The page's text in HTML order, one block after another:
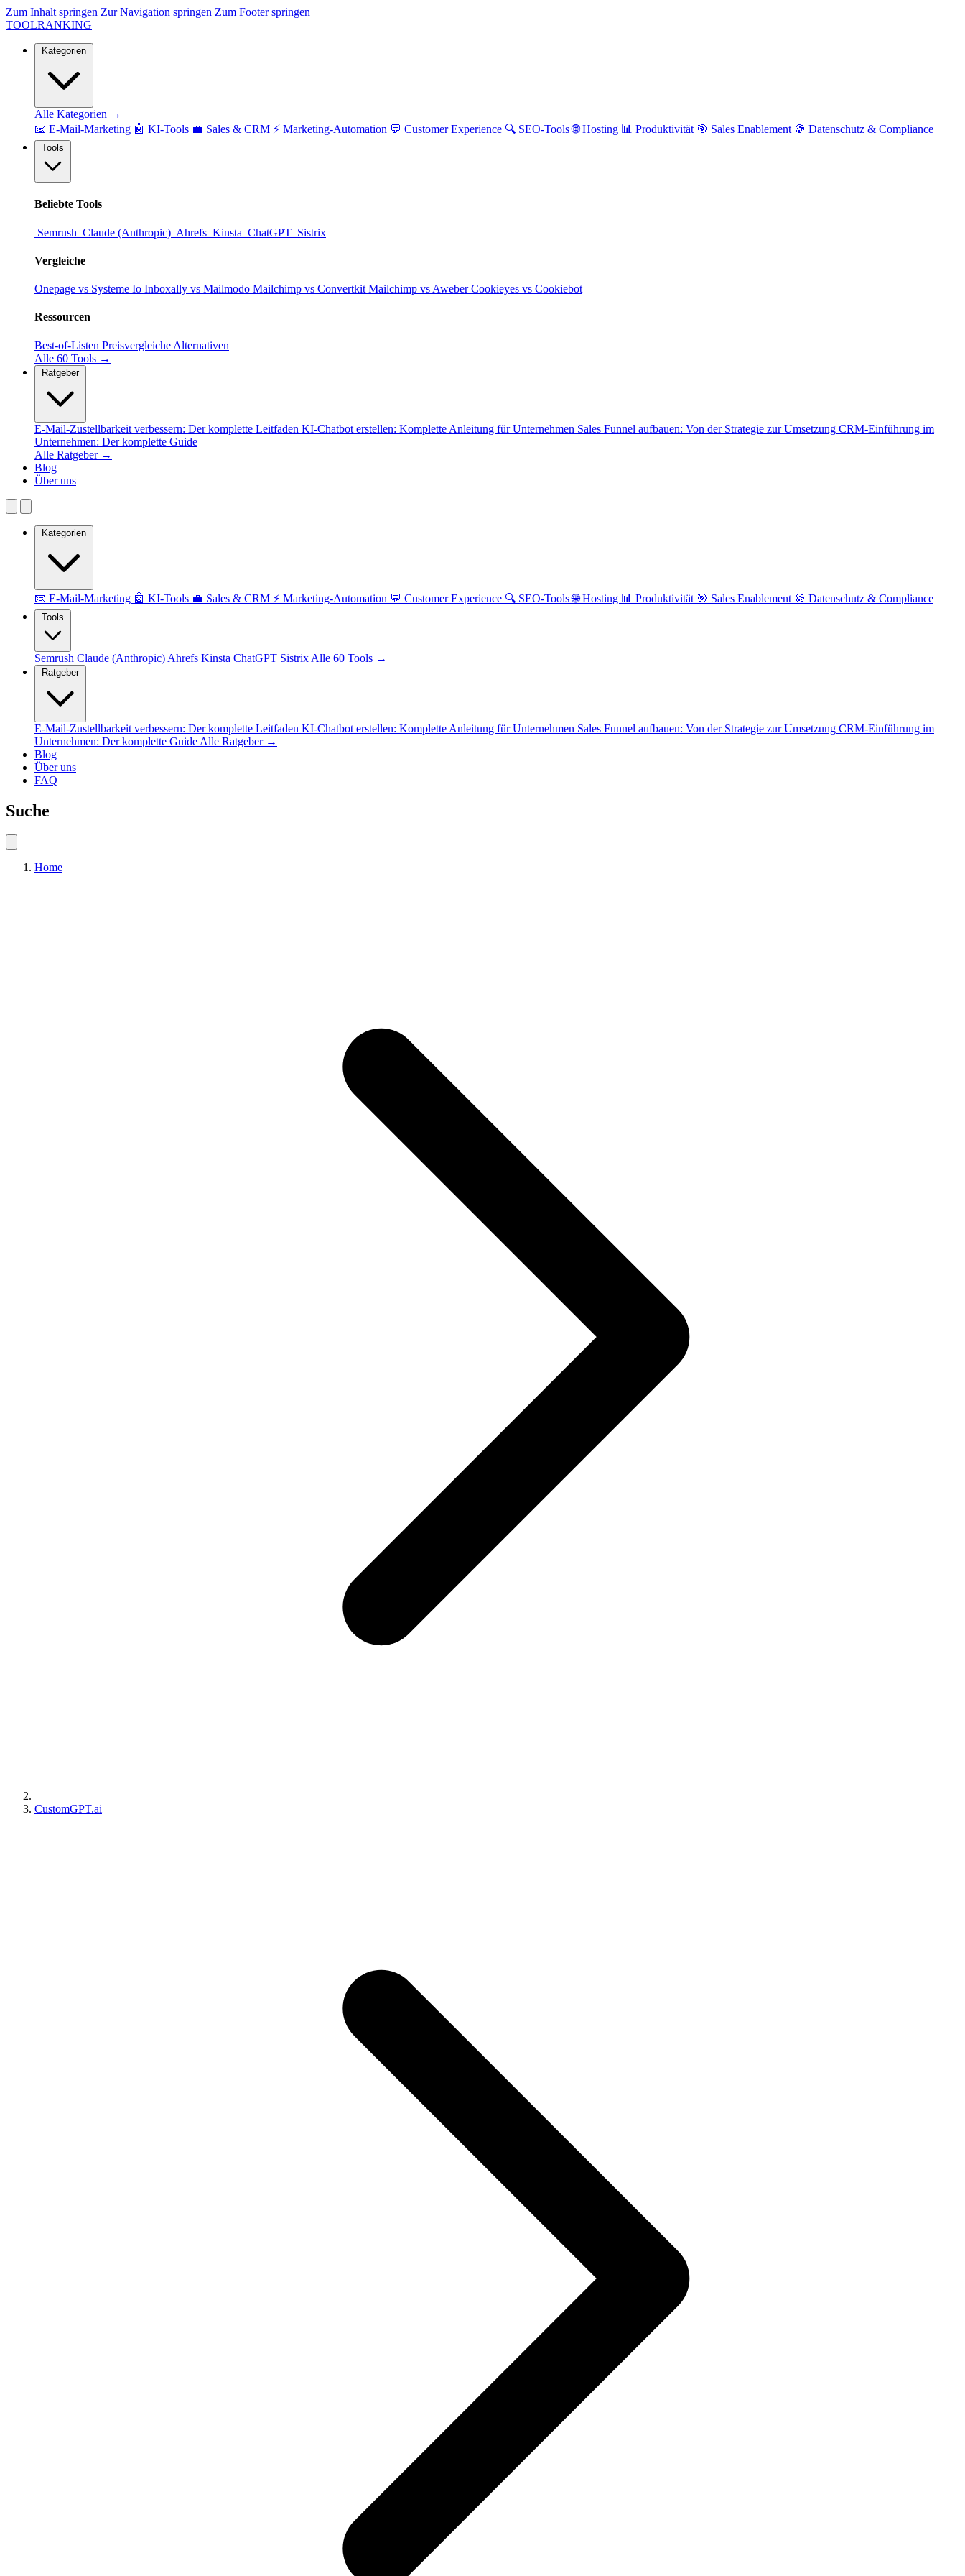
Zum Inhalt springen Zur Navigation springen Zum Footer springen
TOOLRANKING
Alle Kategorien →
📧 E-Mail-Marketing 🤖 KI-Tools 💼 Sales & CRM ⚡ Marketing-Automation 💬 Customer Experience 🔍 SEO-Tools 🌐 Hosting 📊 Produktivität 🎯 Sales Enablement 🍪 Datenschutz & Compliance
Beliebte Tools
Semrush Claude (Anthropic) Ahrefs Kinsta ChatGPT Sistrix
Vergleiche
Onepage vs Systeme Io Inboxally vs Mailmodo Mailchimp vs Convertkit Mailchimp vs AweberCookieyes vs Cookiebot
Ressourcen
Best-of-Listen Preisvergleiche Alternativen
Alle 60 Tools →
Ratgeber
E-Mail-Zustellbarkeit verbessern: Der komplette Leitfaden KI-Chatbot erstellen: Komplette Anleitung für Unternehmen Sales Funnel aufbauen: Von der Strategie zur Umsetzung CRM-Einführung im
Unternehmen: Der komplette Guide
Alle Ratgeber →
Blog
Über uns
📧 E-Mail-Marketing 🤖 KI-Tools 💼 Sales & CRM ⚡ Marketing-Automation 💬 Customer Experience 🔍 SEO-Tools🌐 Hosting 📊 Produktivität 🎯 Sales Enablement 🍪 Datenschutz & Compliance
Semrush Claude (Anthropic) Ahrefs Kinsta ChatGPT Sistrix Alle 60 Tools →
Ratgeber
E-Mail-Zustellbarkeit verbessern: Der komplette Leitfaden KI-Chatbot erstellen: Komplette Anleitung für Unternehmen Sales Funnel aufbauen: Von der Strategie zur Umsetzung CRM-Einführung im
Unternehmen: Der komplette Guide Alle Ratgeber →
Blog
Über uns
FAQ
Suche
Home
CustomGPT.ai